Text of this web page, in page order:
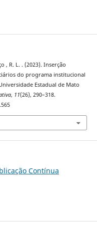
, R. L. . (2023). Inserção
do programa institucional
Estadual de Mato
, 11(26), 290–318.
Contínua